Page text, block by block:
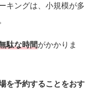
キングは、小規模が多
駄な時間がかかりま
を予約することをおす